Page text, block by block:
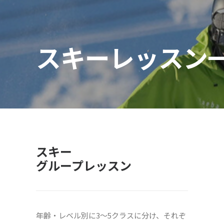
スキーレッスン
スキー
グループレッスン
年齢・レベル別に3〜5クラスに分け、それぞ